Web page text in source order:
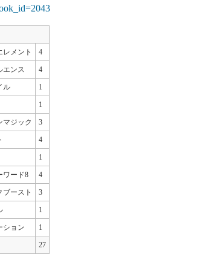
レメント 4
エンス 4
ル 1
1
マジック 3
4
1
ワード8 4
ブースト 3
1
ション 1
27